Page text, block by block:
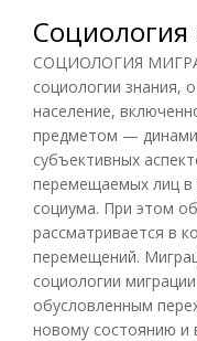
СОЦИОЛОГИЯ
социологии знания,
население,
предметом —
субъективных
перемещаемых лиц в
социума. При этом
рассматривается в
перемещений.
социологии
обусловленным
новому состоянию